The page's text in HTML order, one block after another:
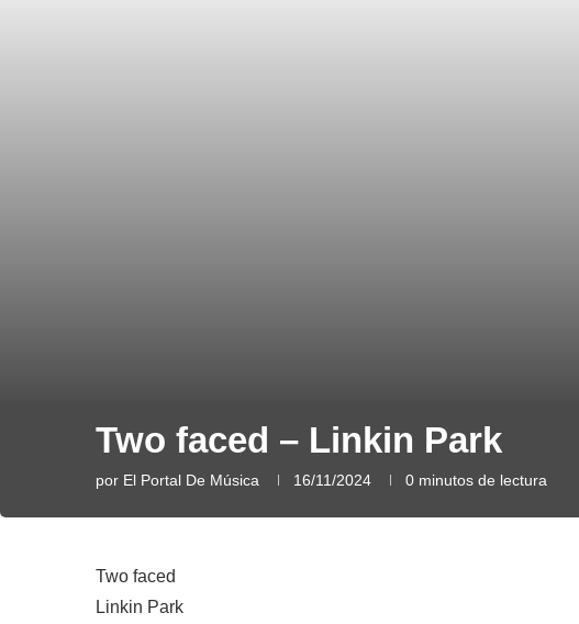
Two faced – Linkin Park
por El Portal De Música 16/11/2024 0 minutos de lectura
Two faced
Linkin Park